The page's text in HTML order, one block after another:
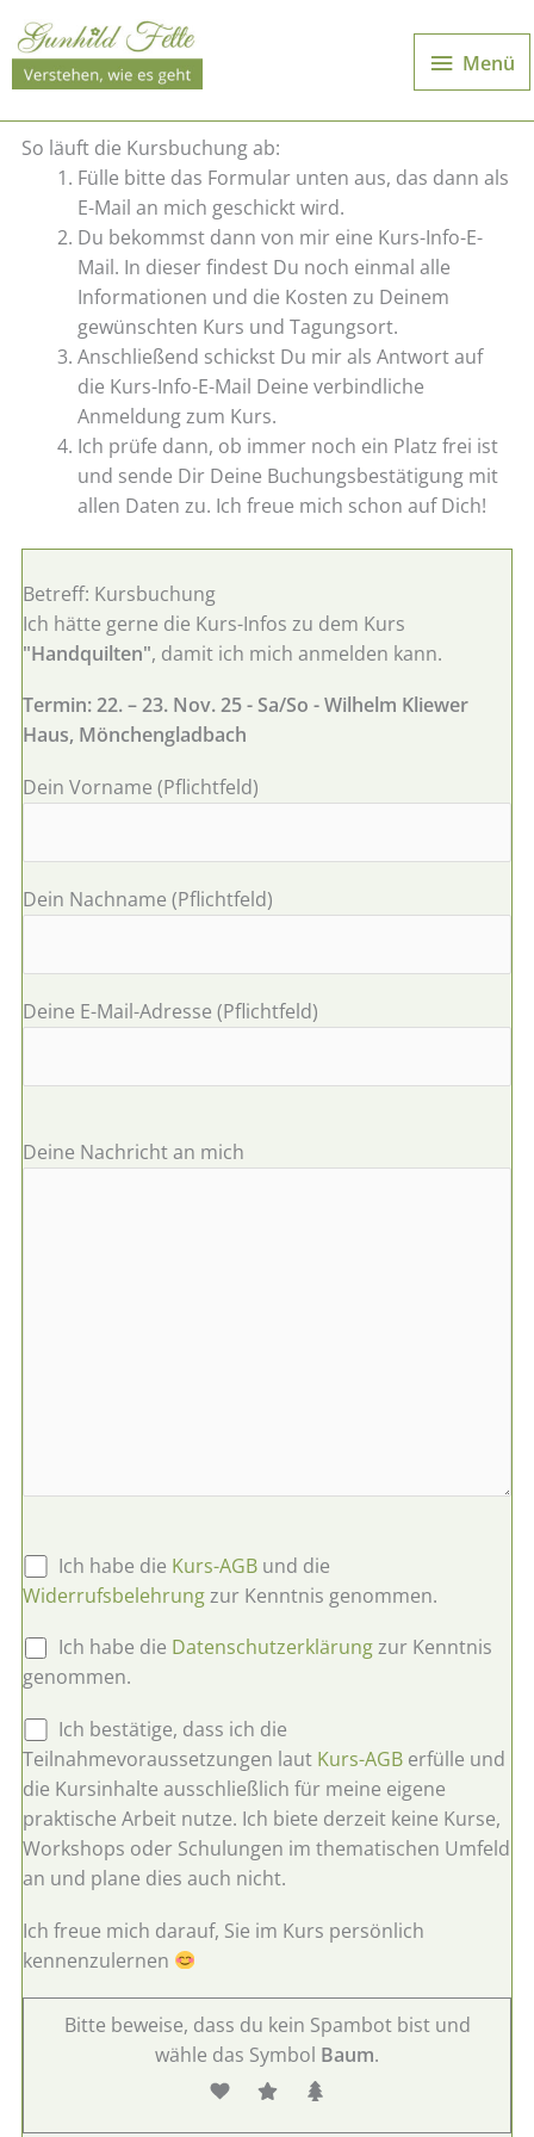
Inhalt
springen
Menü
Menü
So läuft die Kursbuchung ab:
Fülle bitte das Formular unten aus, das dann als
E-Mail an mich geschickt wird.
Du bekommst dann von mir eine Kurs-Info-E-
Mail. In dieser findest Du noch einmal alle
Informationen und die Kosten zu Deinem
gewünschten Kurs und Tagungsort.
Anschließend schickst Du mir als Antwort auf
die Kurs-Info-E-Mail Deine verbindliche
Anmeldung zum Kurs.
Ich prüfe dann, ob immer noch ein Platz frei ist
und sende Dir Deine Buchungsbestätigung mit
allen Daten zu. Ich freue mich schon auf Dich!
Betreff: Kursbuchung
Ich hätte gerne die Kurs-Infos zu dem Kurs
"Handquilten", damit ich mich anmelden kann.
Termin: 22. – 23. Nov. 25 - Sa/So - Wilhelm Kliewer
Haus, Mönchengladbach
Dein Vorname (Pflichtfeld)
Dein Nachname (Pflichtfeld)
Deine E-Mail-Adresse (Pflichtfeld)
Deine Nachricht an mich
i
t
t
e
l
a
s
s
e
d
i
s
e
Ich habe die Kurs-AGB und die
Widerrufsbelehrungzur Kenntnis genommen.
Ich habe die Datenschutzerklärungzur Kenntnis
genommen.
Ich bestätige, dass ich die
Teilnahmevoraussetzungen laut Kurs-AGB erfülle und
die Kursinhalte ausschließlich für meine eigene
praktische Arbeit nutze. Ich biete derzeit keine Kurse,
Workshops oder Schulungen im thematischen Umfeld
an und plane dies auch nicht.
Ich freue mich darauf, Sie im Kurs persönlich
kennenzulernen
Bitte beweise, dass du kein Spambot bist und
wähle das Symbol Baum.